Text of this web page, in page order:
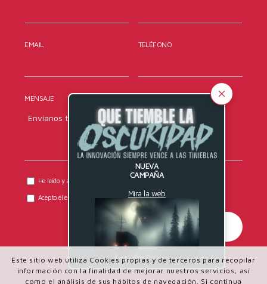
NUEVA
CAMPAÑA
Mira la web
EMAIL TELÉFONO
MENSAJE
He leído y acepto la política de privacidad de DYRESEL.
Acepto el envío de comunicaciones comerciales.
Este sitio web utiliza Cookies propias y de terceros para recopilar
información con la finalidad de mejorar nuestros servicios, así
como el análisis de sus hábitos de navegación. Si continua